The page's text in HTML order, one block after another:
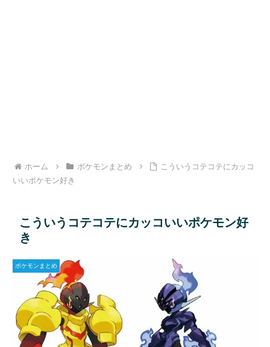
ホーム ポケモンまとめ
こういうコテコテにカッコ
いいポケモン好き
こういうコテコテにカッコいいポケモン好
き
ポケモンまとめ